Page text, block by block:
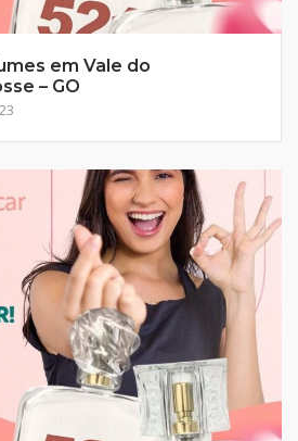
em Vale do
– GO